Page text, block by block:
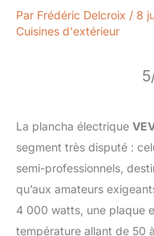
Par Frédéric Delcroix / 8
Cuisines d'extérieur
La plancha électrique
segment très disputé :
semi-professionnels,
qu’aux amateurs
4 000 watts, une plaque
température allant de 50